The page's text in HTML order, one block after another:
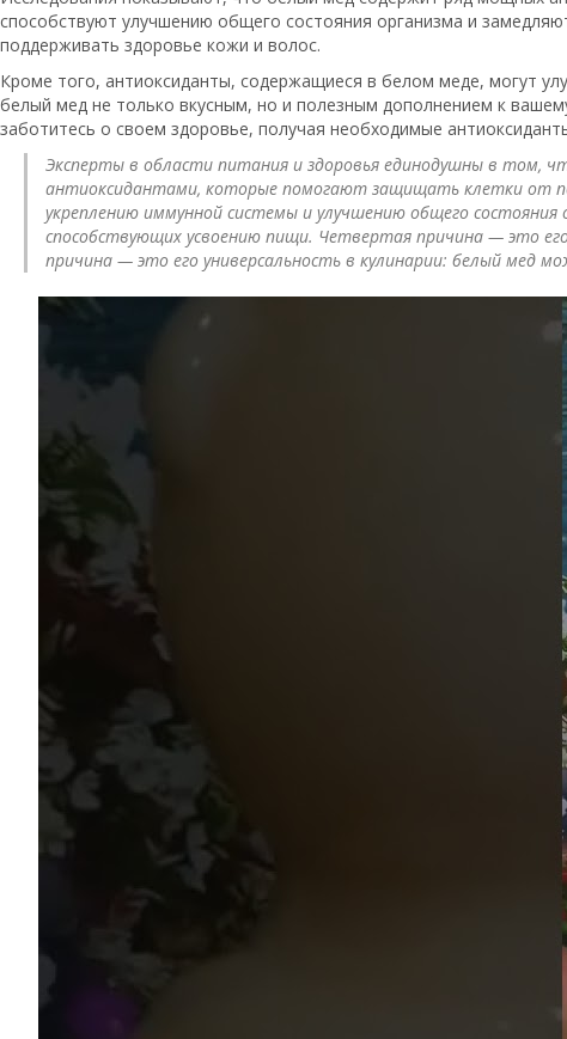
способствуют улучшению общего состояния организма и
поддерживать здоровье кожи и волос.
Кроме того, антиоксиданты, содержащиеся в белом меде, могут
белый мед не только вкусным, но и полезным дополнением к
заботитесь о своем здоровье, получая необходимые
Эксперты в области питания и здоровья единодушны в том,
антиоксидантами, которые помогают защищать клетки от
укреплению иммунной системы и улучшению общего
способствующих усвоению пищи. Четвертая причина — это
причина — это его универсальность в кулинарии: белый мед